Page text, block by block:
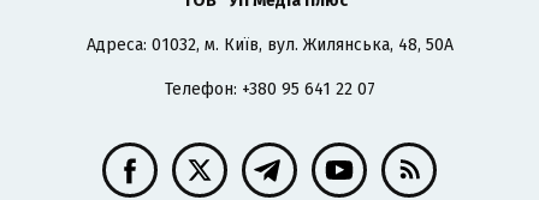
Адреса: 01032, м. Київ, вул. Жилянська, 48, 50А
Телефон: +380 95 641 22 07